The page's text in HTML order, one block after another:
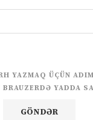
YAZMAQ ÜÇÜN
YADDA